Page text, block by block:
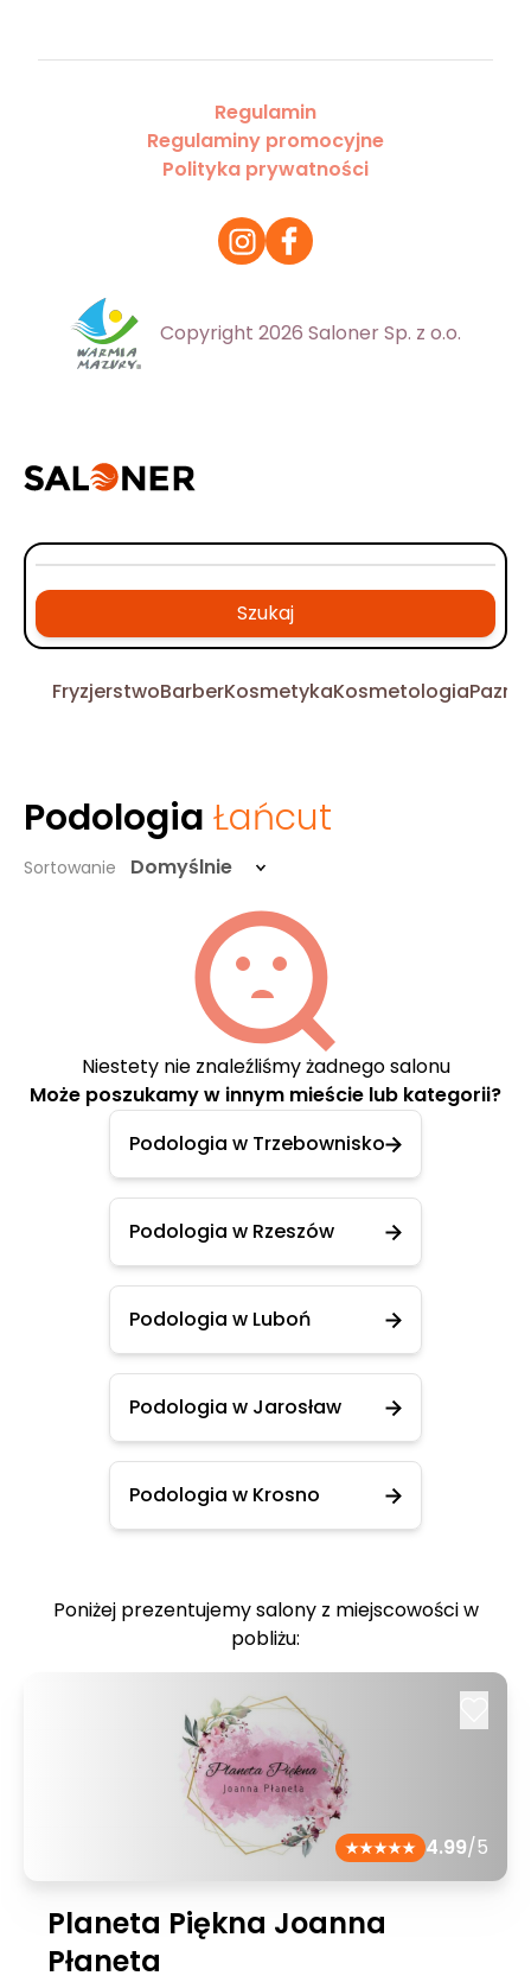
Regulamin
Regulaminy promocyjne
Polityka prywatności
Copyright 2026 Saloner Sp. z o.o.
Szukaj
FryzjerstwoBarberKosmetykaKosmetologia
Podologia Łańcut
Sortowanie Domyślnie
Niestety nie znaleźliśmy żadnego salonu
Może poszukamy w innym mieście lub kategorii?
Podologia w Trzebownisko
Podologia w Rzeszów
Podologia w Luboń
Podologia w Jarosław
Podologia w Krosno
Poniżej prezentujemy salony z miejscowości w
pobliżu:
4.99/5
Planeta Piękna Joanna
Płaneta